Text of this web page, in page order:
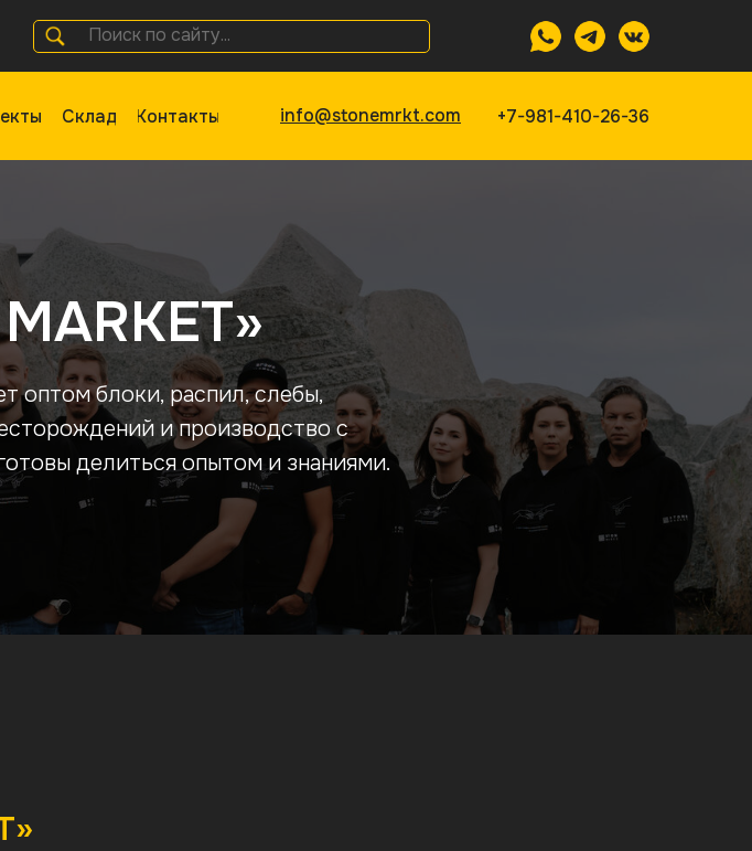
Склад Контакты info@stonemrkt.com +7-981-410-26-36
Поиск по сайту...
оптом блоки, распил, слебы,
и производство с
делиться опытом и знаниями.